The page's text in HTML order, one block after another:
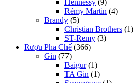
Hennessy (9)
Rémy Martin (4)
Brandy (5)
Christian Brothers (1)
ST-Remy (3)
Rượu Pha Chế (366)
Gin (77)
Baigur (1)
TA Gin (1)